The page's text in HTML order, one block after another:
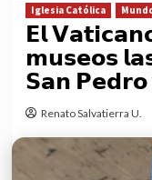
Iglesia Católica
𝗘𝗹
𝗺𝘂𝘀𝗲𝗼𝘀
𝗦𝗮𝗻 𝗣𝗲𝗱𝗿𝗼
Renato Salvatierra U.